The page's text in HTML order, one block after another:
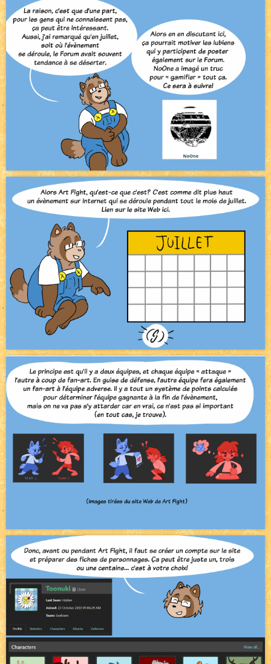
Beyond the cliff (suite) NEW
Le Jeu du Trône II - Après l'explosion
Le Jeu du Trône - Généalogie